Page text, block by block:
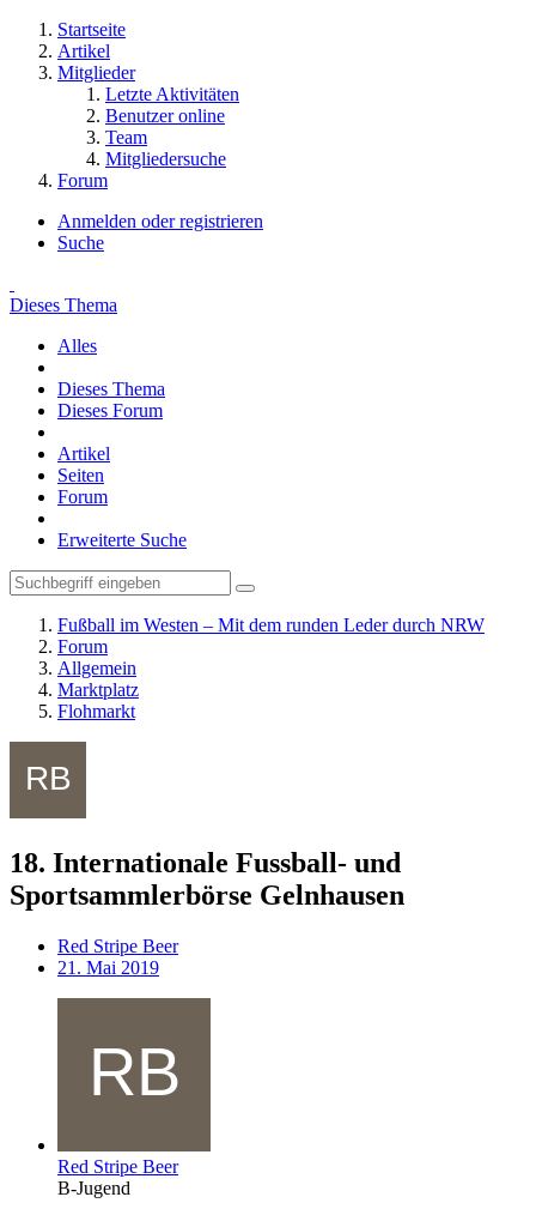
Startseite
Artikel
Mitglieder
Letzte Aktivitäten
Benutzer online
Team
Mitgliedersuche
Forum
Anmelden oder registrieren
Suche
Dieses Thema
Alles
Dieses Thema
Dieses Forum
Artikel
Seiten
Forum
Erweiterte Suche
Fußball im Westen – Mit dem runden Leder durch NRW
Forum
Allgemein
Marktplatz
Flohmarkt
18. Internationale Fussball- und
Sportsammlerbörse Gelnhausen
Red Stripe Beer
21. Mai 2019
Red Stripe Beer
B-Jugend